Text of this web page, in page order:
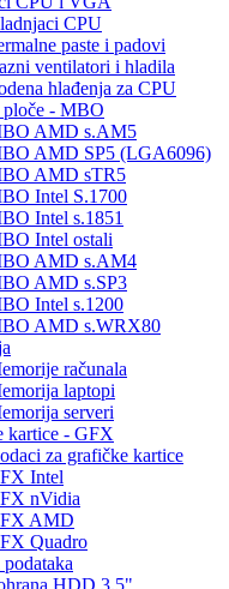
CPU
paste i padovi
ventilatori i hladila
hlađenja za CPU
ploče - MBO
AMD s.AM5
AMD SP5 (LGA6096)
AMD sTR5
Intel S.1700
Intel s.1851
Intel ostali
AMD s.AM4
AMD s.SP3
Intel s.1200
AMD s.WRX80
računala
laptopi
serveri
kartice - GFX
za grafičke kartice
Intel
nVidia
AMD
Quadro
HDD 3.5"